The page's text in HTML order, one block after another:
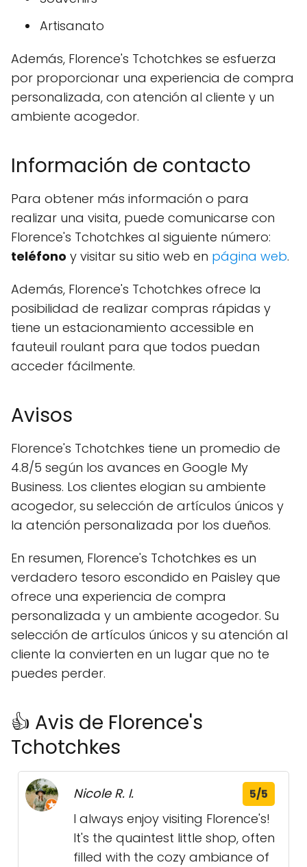
Artisanato
Además, Florence's Tchotchkes se esfuerza
por proporcionar una experiencia de compra
personalizada, con atención al cliente y un
ambiente acogedor.
Información de contacto
Para obtener más información o para
realizar una visita, puede comunicarse con
Florence's Tchotchkes al siguiente número:
teléfono y visitar su sitio web en página web.
Además, Florence's Tchotchkes ofrece la
posibilidad de realizar compras rápidas y
tiene un estacionamiento accessible en
fauteuil roulant para que todos puedan
acceder fácilmente.
Avisos
Florence's Tchotchkes tiene un promedio de
4.8/5 según los avances en Google My
Business. Los clientes elogian su ambiente
acogedor, su selección de artículos únicos y
la atención personalizada por los dueños.
En resumen, Florence's Tchotchkes es un
verdadero tesoro escondido en Paisley que
ofrece una experiencia de compra
personalizada y un ambiente acogedor. Su
selección de artículos únicos y su atención al
cliente la convierten en un lugar que no te
puedes perder.
👍 Avis de Florence's
Tchotchkes
Nicole R. I. 5/5
I always enjoy visiting Florence's!
It's the quaintest little shop, often
filled with the cozy ambiance of